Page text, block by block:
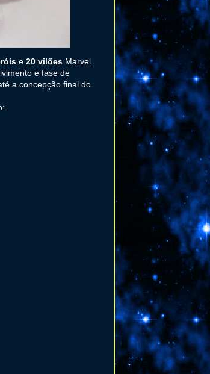
e 20 vilões Marvel.
e fase de
a concepção final do